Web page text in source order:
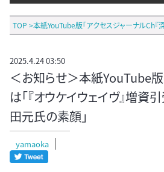
TOP >本紙YouTube版「アクセスジャーナルCh『
2025.4.24 03:50
＜お知らせ＞本紙YouTube版
は「『オウケイウェイヴ』増資引
田元氏の素顔」
yamaoka